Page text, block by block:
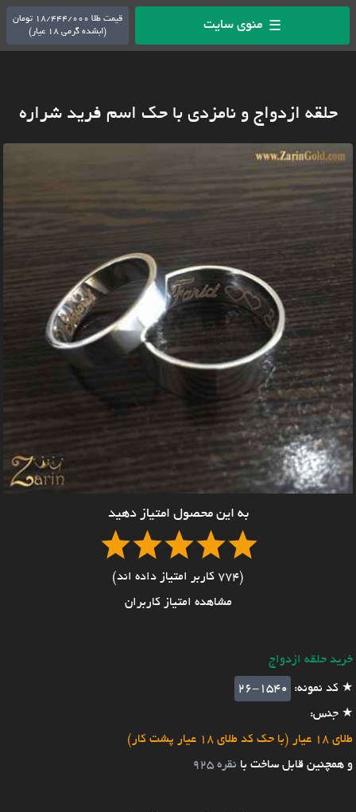
☰ منوی سایت
قیمت طلا 18/444/000 تومان
(ابشده گرمی 18 عیار)
حلقه ازدواج و نامزدی با حک اسم فرید شراره
به این محصول امتیاز دهید
(774 کاربر امتیاز داده اند)
مشاهده امتیاز کاربران
خرید حلقه ازدواج
★ کد نمونه:
26-1540
★ جنس:
طلای 18 عیار (با حک کد طلای 18 عیار پشت کار)
و همچنین قابل ساخت با نقره 925